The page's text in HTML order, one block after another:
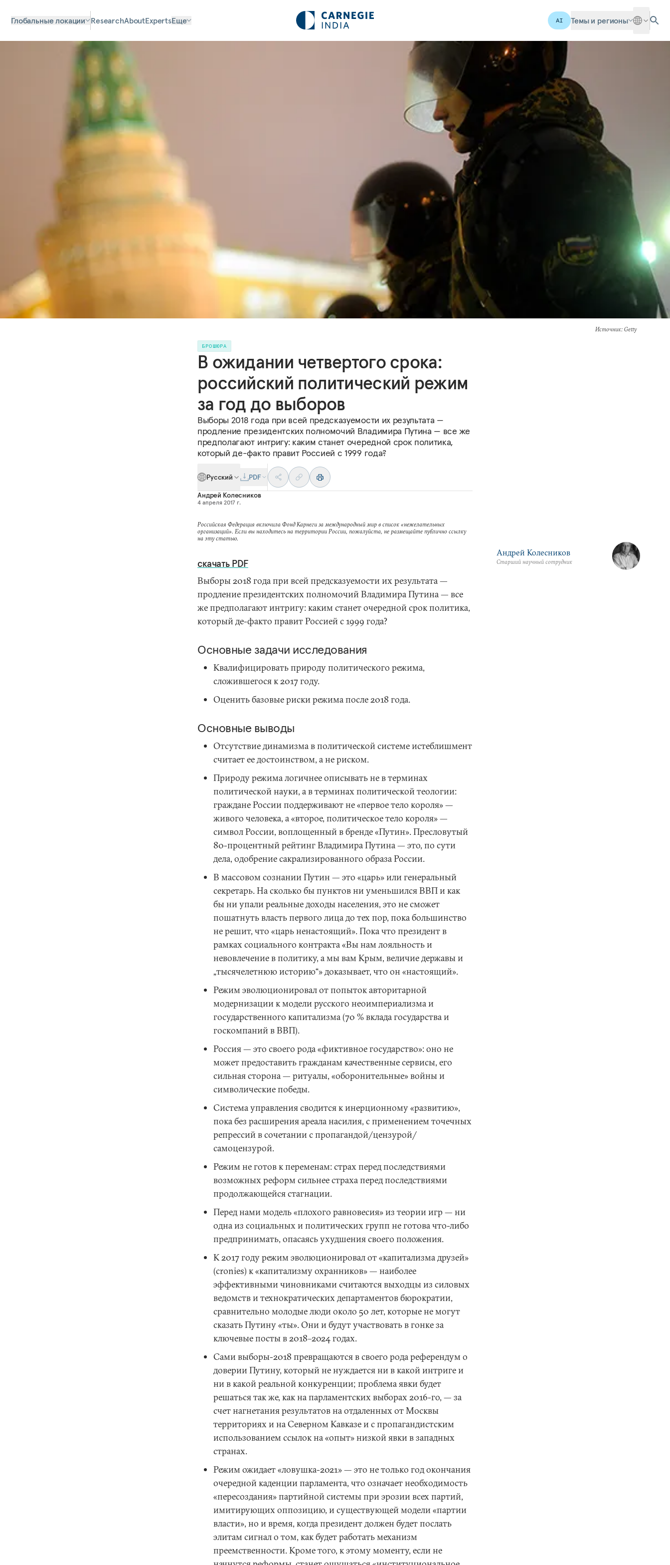
Глобальные локации ResearchAboutExpertsЕще AI Темы и регионы
Источник: Getty
БРОШЮРА
В ожидании четвертого срока:
российский политический режим
за год до выборов
Выборы 2018 года при всей предсказуемости их результата —
продление президентских полномочий Владимира Путина — все же
предполагают интригу: каким станет очередной срок политика,
который де-факто правит Россией с 1999 года?
Русский
PDF
Андрей Колесников
4 апреля 2017 г.
Российская Федерация включила Фонд Карнеги за международный мир в список «нежелательных
организаций». Если вы находитесь на территории России, пожалуйста, не размещайте публично ссылку
на эту статью.
скачать PDF
Выборы 2018 года при всей предсказуемости их результата —
продление президентских полномочий Владимира Путина — все
же предполагают интригу: каким станет очередной срок политика,
который де-факто правит Россией с 1999 года?
Основные задачи исследования
Квалифицировать природу политического режима,
сложившегося к 2017 году.
Оценить базовые риски режима после 2018 года.
Основные выводы
Отсутствие динамизма в политической системе истеблишмент
считает ее достоинством, а не риском.
Природу режима логичнее описывать не в терминах
политической науки, а в терминах политической теологии:
граждане России поддерживают не «первое тело короля» —
живого человека, а «второе, политическое тело короля» —
символ России, воплощенный в бренде «Путин». Пресловутый
80-процентный рейтинг Владимира Путина — это, по сути
дела, одобрение сакрализированного образа России.
В массовом сознании Путин — это «царь» или генеральный
секретарь. На сколько бы пунктов ни уменьшился ВВП и как
бы ни упали реальные доходы населения, это не сможет
пошатнуть власть первого лица до тех пор, пока большинство
не решит, что «царь ненастоящий». Пока что президент в
рамках социального контракта «Вы нам лояльность и
невовлечение в политику, а мы вам Крым, величие державы и
„тысячелетнюю историю“» доказывает, что он «настоящий».
Режим эволюционировал от попыток авторитарной
модернизации к модели русского неоимпериализма и
государственного капитализма (70 % вклада государства и
госкомпаний в ВВП).
Россия — это своего рода «фиктивное государство»: оно не
может предоставить гражданам качественные сервисы, его
сильная сторона — ритуалы, «оборонительные» войны и
символические победы.
Система управления сводится к инерционному «развитию»,
пока без расширения ареала насилия, с применением точечных
репрессий в сочетании с пропагандой/цензурой/
самоцензурой.
Режим не готов к переменам: страх перед последствиями
возможных реформ сильнее страха перед последствиями
продолжающейся стагнации.
Перед нами модель «плохого равновесия» из теории игр — ни
одна из социальных и политических групп не готова что-либо
предпринимать, опасаясь ухудшения своего положения.
К 2017 году режим эволюционировал от «капитализма друзей»
(cronies) к «капитализму охранников» — наиболее
эффективными чиновниками считаются выходцы из силовых
ведомств и технократических департаментов бюрократии,
сравнительно молодые люди около 50 лет, которые не могут
сказать Путину «ты». Они и будут участвовать в гонке за
ключевые посты в 2018–2024 годах.
Сами выборы-2018 превращаются в своего рода референдум о
доверии Путину, который не нуждается ни в какой интриге и
ни в какой реальной конкуренции; проблема явки будет
решаться так же, как на парламентских выборах 2016-го, — за
счет нагнетания результатов на отдаленных от Москвы
территориях и на Северном Кавказе и с пропагандистским
использованием ссылок на «опыт» низкой явки в западных
странах.
Режим ожидает «ловушка-2021» — это не только год окончания
очередной каденции парламента, что означает необходимость
«пересоздания» партийной системы при эрозии всех партий,
имитирующих оппозицию, и существующей модели «партии
власти», но и время, когда президент должен будет послать
элитам сигнал о том, как будет работать механизм
преемственности. Кроме того, к этому моменту, если не
Андрей Колесников
Старший научный сотрудник